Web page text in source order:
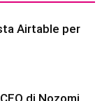
Airtable per
di Nozomi